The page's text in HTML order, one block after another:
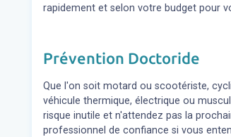
rapidement et selon votre budget pour
Prévention Doctoride
Que l'on soit motard ou scootériste,
véhicule thermique, électrique ou
risque inutile et n'attendez pas la
professionnel de confiance si vous